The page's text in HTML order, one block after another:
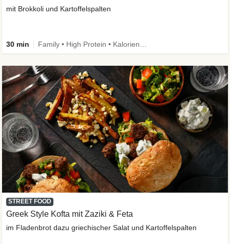
mit Brokkoli und Kartoffelspalten
30 min
STREET FOOD
Greek Style Kofta mit Zaziki & Feta
im Fladenbrot dazu griechischer Salat und Kartoffelspalten